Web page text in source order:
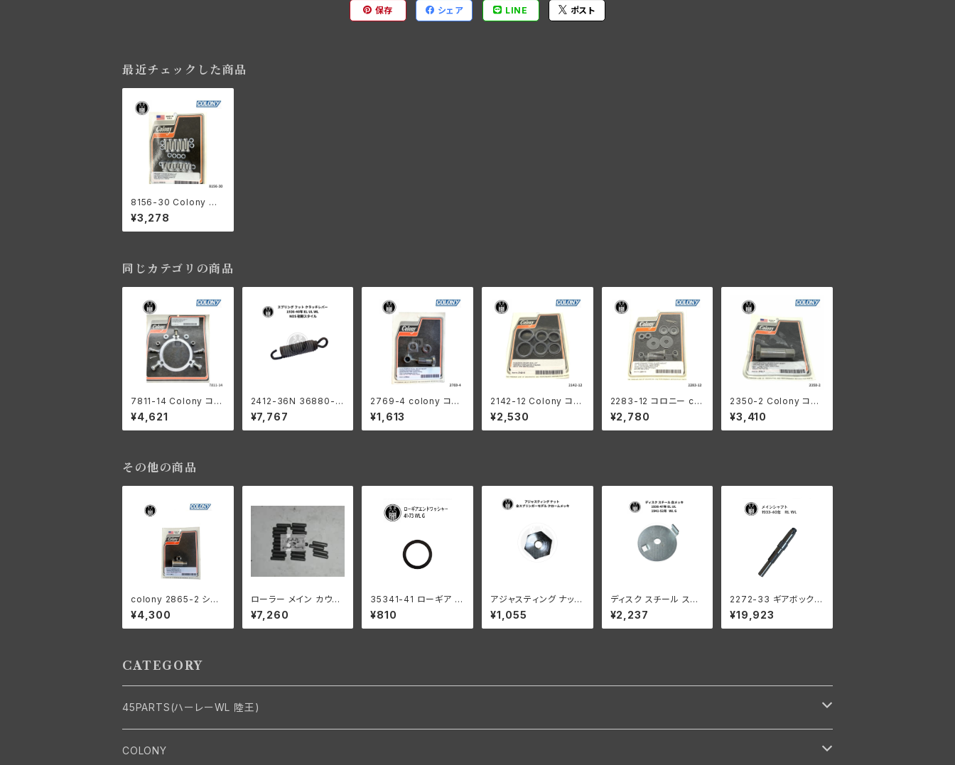
保存 シェア LINE ポスト
最近チェックした商品
8156-30 Colony コ
ロニー プライマリカバ
ー スクリュー キット カ
ドミウム ハーレーダビッ
ブ 1936-1964年 ビッ
クツイン
¥3,278
同じカテゴリの商品
7811-14 Colony コロ
ニー インナー プライマ
リー チェーン ガード キ
ット ハーレーダビッドソ
¥4,621
2412-36N 36880-3
6 スプリング フット クラ
ッチレバー ハーレーダ
ビッドソン 1936-40年
¥7,767
2769-4 colony コロ
ニー キックスターター
ペダル マウントキット
ハーレーダビッドソン
¥1,613
2142-12 Colony コロ
ニー プッシュ ロッド カ
バー シール キット 197
9-1984年 ショベルヘ
¥2,530
2283-12 コロニー col
ony インナープライマ
リー チェーンガード マ
ウントキット ハーレーダ
¥2,780
2350-2 Colony コロ
ニー フット クラッチレバ
ー ピボット シャフト ハ
ーレーダビッドソン 194
¥3,410
その他の商品
colony 2865-2 シフ
ターレバースタッド ハー
レー 1916-1936オー
ルモデル 1936 61” 以
¥4,300
ローラー メイン カウン
ターシャフト 0008"オ
ーバーサイズ 24個 ハ
ーレーダビッドソン
¥7,260
35341-41 ローギア エ
ンドワッシャー1個
¥810
アジャスティング ナット
ハーレーダビッドソン
全スプリンガーモデル
クロームメッキ
¥1,055
ディスク スチール ステ
アリングダンパー ハー
レー 1936-47年 EL U
L 1941-52年 WL G 白
¥2,237
2272-33 ギアボックス
メインシャフト 1933-1
940年
¥19,923
CATEGORY
45PARTS(ハーレーWL 陸王)
エンジン
COLONY